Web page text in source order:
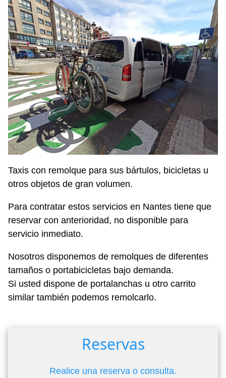
Taxis con remolque para sus bártulos, bicicletas u
otros objetos de gran volumen.
Para contratar estos servicios en Nantes tiene que
reservar con anterioridad, no disponible para
servicio inmediato.
Nosotros disponemos de remolques de diferentes
tamaños o portabicicletas bajo demanda.
Si usted dispone de portalanchas u otro carrito
similar también podemos remolcarlo.
Reservas
Realice una reserva o consulta.